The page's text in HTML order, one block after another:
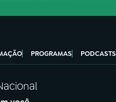
PROGRAMAS PODCASTS